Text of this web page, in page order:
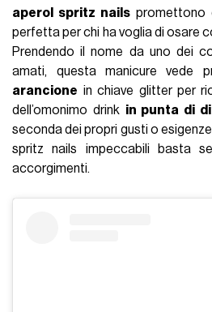
aperol spritz nails promettono
perfetta per chi ha voglia di osare
Prendendo il nome da uno dei
amati, questa manicure vede
arancione in chiave glitter per
dell’omonimo drink in punta di
seconda dei propri gusti o
spritz nails impeccabili basta
accorgimenti.